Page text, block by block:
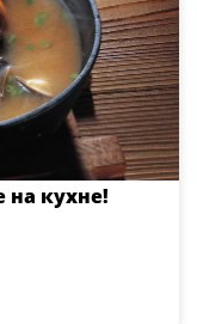
на кухне!